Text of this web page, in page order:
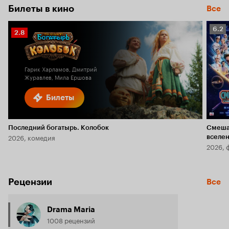
Билеты в кино Все
Билеты
Рейтинг
Кинопоиска
2.8
Гарик Харламов, Дмитрий
Журавлев, Мила Ершова
Последний богатырь. Колобок
2026, комедия
6.2
6.2
2026,
Рецензии Все
Drama Maria
1008 рецензий